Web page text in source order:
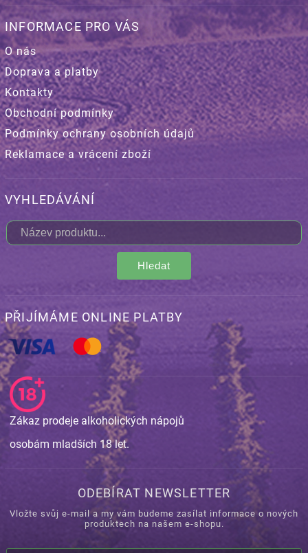
INFORMACE PRO VÁS
O nás
Doprava a platby
Kontakty
Obchodní podmínky
Podmínky ochrany osobních údajů
Reklamace a vrácení zboží
VYHLEDÁVÁNÍ
Hledat
PŘIJÍMÁME ONLINE PLATBY
Zákaz prodeje alkoholických nápojů
osobám mladších 18 let.
ODEBÍRAT NEWSLETTER
Vložte svůj e-mail a my vám budeme zasílat informace o nových
produktech na našem e-shopu.